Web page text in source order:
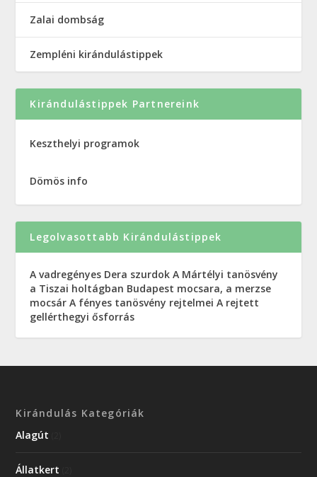
Zalai dombság
Zempléni kirándulástippek
Kirándulástippek Partnereink
Keszthelyi programok
Dömös info
Legolvasottabb Kirándulástippek
A vadregényes Dera szurdok A Mártélyi tanösvény
a Tiszai holtágban Budapest mocsara, a merzse
mocsár A fényes tanösvény rejtelmei A rejtett
gellérthegyi ősforrás
Kirándulás Kategóriák
Alagút
Állatkert